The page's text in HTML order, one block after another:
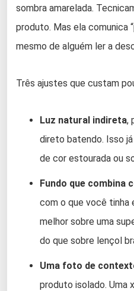
sombra amarelada.
produto. Mas ela comunica
mesmo de alguém ler a
Três ajustes que custam
Luz natural indireta,
direto batendo. Isso
de cor estourada ou
Fundo que combina
com o que você tinha
melhor sobre uma
do que sobre lençol
Uma foto de
produto isolado. Uma